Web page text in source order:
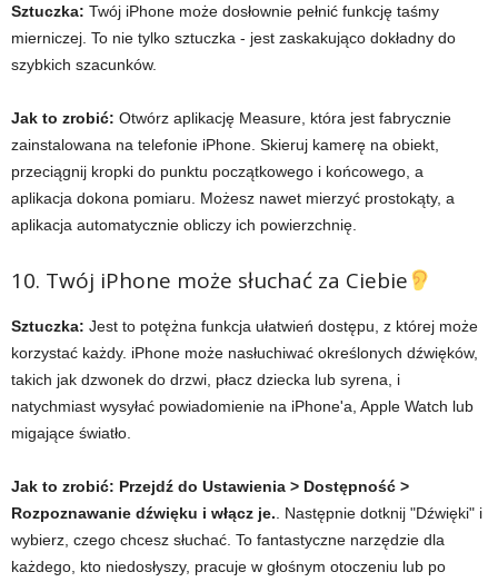
Sztuczka: Twój iPhone może dosłownie pełnić funkcję taśmy
mierniczej. To nie tylko sztuczka - jest zaskakująco dokładny do
szybkich szacunków.
Jak to zrobić: Otwórz aplikację Measure, która jest fabrycznie
zainstalowana na telefonie iPhone. Skieruj kamerę na obiekt,
przeciągnij kropki do punktu początkowego i końcowego, a
aplikacja dokona pomiaru. Możesz nawet mierzyć prostokąty, a
aplikacja automatycznie obliczy ich powierzchnię.
10. Twój iPhone może słuchać za Ciebie
Sztuczka: Jest to potężna funkcja ułatwień dostępu, z której może
korzystać każdy. iPhone może nasłuchiwać określonych dźwięków,
takich jak dzwonek do drzwi, płacz dziecka lub syrena, i
natychmiast wysyłać powiadomienie na iPhone'a, Apple Watch lub
migające światło.
Jak to zrobić: Przejdź do Ustawienia > Dostępność >
Rozpoznawanie dźwięku i włącz je. . Następnie dotknij "Dźwięki" i
wybierz, czego chcesz słuchać. To fantastyczne narzędzie dla
każdego, kto niedosłyszy, pracuje w głośnym otoczeniu lub po